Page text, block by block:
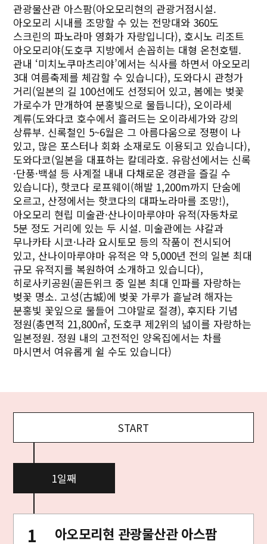
관광물산관 아스팜(아오모리현의 관광거점시설.
아오모리 시내를 조망할 수 있는 전망대와 360도
스크린의 파노라마 영화가 자랑입니다), 호시노 리조트
아오모리야(도호쿠 지방에서 손꼽히는 대형 온천호텔.
관내 ‘미치노쿠마츠리야’에서는 식사를 하면서 아오모리
3대 여름축제를 체감할 수 있습니다), 도와다시 관청가
거리(일본의 길 100선에도 선정되어 있고, 봄에는 벚꽃
가로수가 만개하여 분홍빛으로 물듭니다), 오이라세
계류(도와다코 호수에서 흘러드는 오이라세가와 강의
상류부. 신록철인 5~6월은 그 아름다움으로 정평이 나
있고, 많은 포스터나 회화 소재로도 이용되고 있습니다),
도와다코(일본을 대표하는 칼데라호. 유람선에서는 신록
·단풍·백설 등 사계절 내내 다채로운 경관을 즐길 수
있습니다), 핫코다 로프웨이(해발 1,200m까지 단숨에
오르고, 산정에서는 핫코다의 대파노라마를 조망!),
아오모리 현립 미술관·산나이마루야마 유적(자동차로
5분 정도 거리에 있는 두 시설. 미술관에는 샤갈과
무나카타 시코·나라 요시토모 등의 작품이 전시되어
있고, 산나이마루야마 유적은 약 5,000년 전의 일본 최대
규모 유적지를 복원하여 소개하고 있습니다),
히로사키공원(골든위크 중 일본 최대 인파를 자랑하는
벚꽃 명소. 고성(古城)에 벚꽃 가루가 흩날려 해자는
분홍빛 꽃잎으로 물들어 그야말로 절경), 후지타 기념
정원(총면적 21,800㎡, 도호쿠 제2위의 넓이를 자랑하는
일본정원. 정원 내의 고전적인 양옥집에서는 차를
마시면서 여유롭게 쉴 수도 있습니다)
START
1일째
아오모리현 관광물산관 아스팜